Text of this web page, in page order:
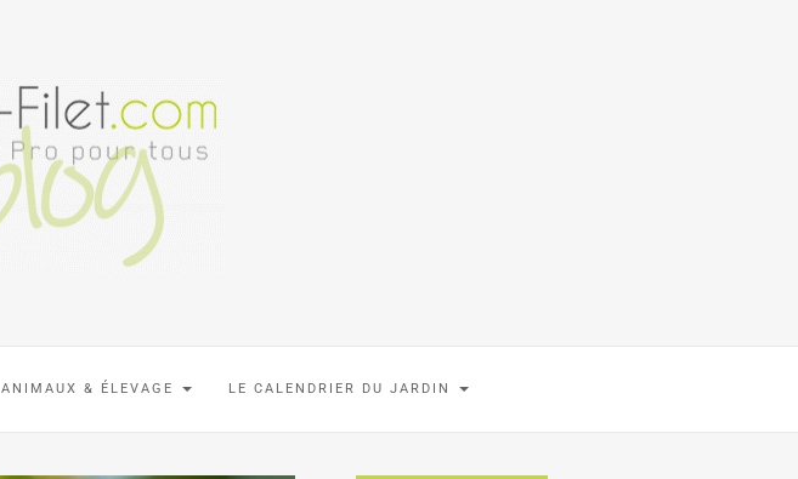
ANIMAUX & ÉLEVAGE LE CALENDRIER DU JARDIN